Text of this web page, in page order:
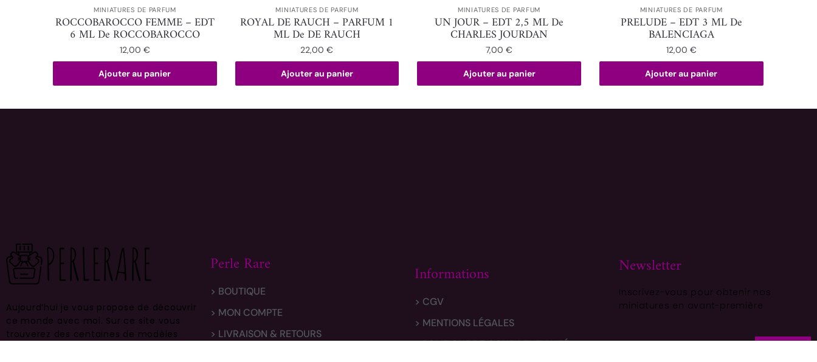
MINIATURES DE PARFUM
ROCCOBAROCCO FEMME – EDT
6 ML De ROCCOBAROCCO
12,00 €
Ajouter au panier
MINIATURES DE PARFUM
ROYAL DE RAUCH – PARFUM 1
ML De DE RAUCH
22,00€
Ajouter au panier
MINIATURES DE PARFUM
UN JOUR – EDT 2,5 ML De
CHARLES JOURDAN
7,00€
Ajouter au panier
MINIATURES DE PARFUM
PRELUDE – EDT 3 ML De
BALENCIAGA
12,00 €
Ajouter au panier
Aujourd’hui je vous propose de découvrir
ce monde avec moi. Sur ce site vous
trouverez des centaines de modèles
Perle Rare
> BOUTIQUE
> MON COMPTE
> LIVRAISON & RETOURS
Informations
> CGV
> MENTIONS LÉGALES
> POLITIQUE DE CONFIDENTIALITÉ
Newsletter
Inscrivez-vous pour obtenir nos
miniatures en avant-première